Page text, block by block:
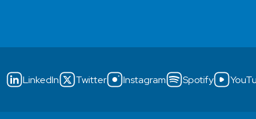
LinkedIn Twitter Instagram Spotify